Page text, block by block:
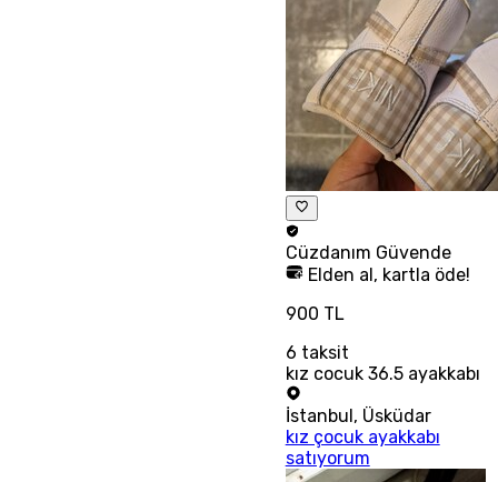
Cüzdanım Güvende
Elden al, kartla öde!
900 TL
6 taksit
kız cocuk 36.5 ayakkabı
İstanbul, Üsküdar
kız çocuk ayakkabı
satıyorum